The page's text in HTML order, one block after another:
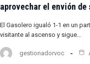
aprovechar el envión de
El Gasolero igualó 1-1 en un
visitante al ascenso y sigue…
gestionadorvoc